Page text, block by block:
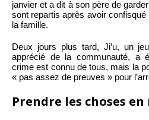
janvier et a dit à son père de
sont repartis après avoir
la famille.
Deux jours plus tard, Ji’u, un
apprécié de la communauté, a
crime est connu de tous, mais la
« pas assez de preuves » pour
Prendre les choses en